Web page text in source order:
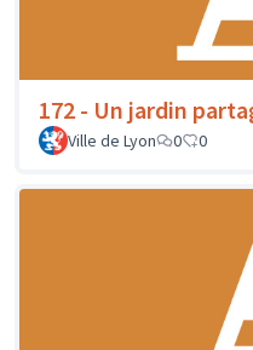
172 - Un jardin
Ville de Lyon
0 0